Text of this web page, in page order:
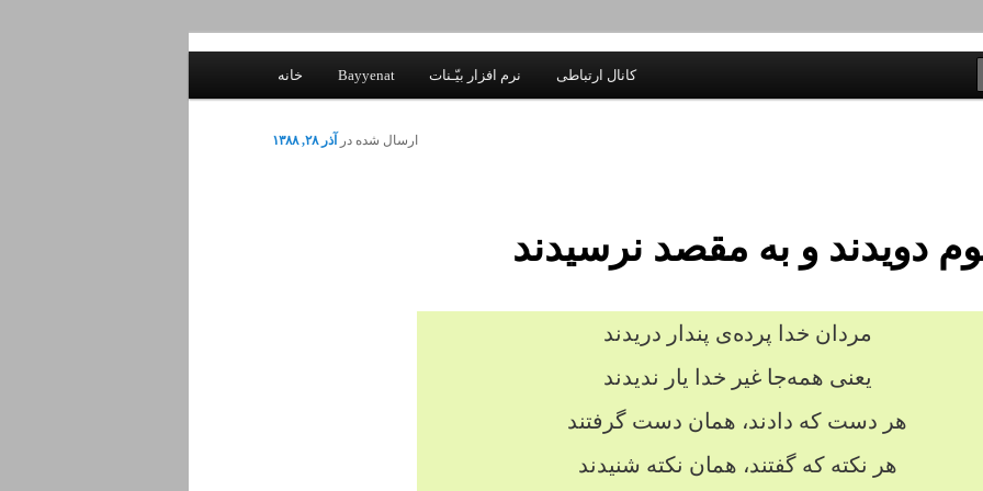
اندیشه بر خط
خانه Bayyenat نرم افزار بیّـنات کانال ارتباطی
دویدند و به مقصد نرسیدند
ارسال شده در آذر ۲۸, ۱۳۸۸
مردان خدا پرده‌ی پندار دریدند
یعنی همه‌جا غیر خدا یار ندیدند
هر دست که دادند، همان دست گرفتند
هر نکته که گفتند، همان نکته شنیدند